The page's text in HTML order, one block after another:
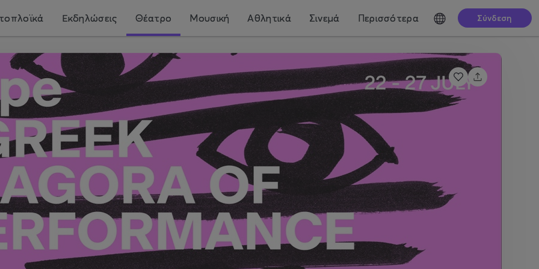
Εκδηλώσεις Θέατρο Μουσική Αθλητικά Σινεμά Περισσότερα Σύνδεση